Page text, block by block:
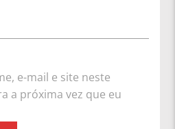
e-mail e site neste
a próxima vez que eu